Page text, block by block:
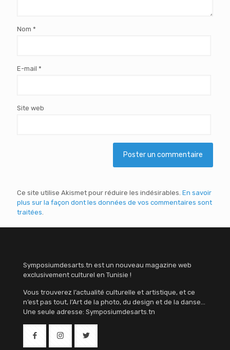
Nom *
E-mail *
Site web
Ce site utilise Akismet pour réduire les indésirables. En savoir
plus sur la façon dont les données de vos commentaires sont
traitées.
Symposiumdesarts.tn est un nouveau magazine web
exclusivement culturel en Tunisie !
Vous trouverez l’actualité culturelle et artistique, et ce
n’est pas tout, l’Art de la photo, du design et de la danse…
Une seule adresse: Symposiumdesarts.tn